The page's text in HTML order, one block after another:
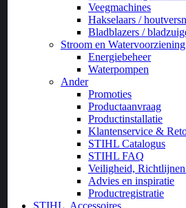
Veegmachines
Hakselaars /
Bladblazers /
Stroom en Watervoorziening
Energiebeheer
Waterpompen
Ander
Promoties
Productaanvraag
Productinstallatie
Klantenservice &
STIHL Catalogus
STIHL FAQ
Veiligheid,
Advies en inspiratie
Productregistratie